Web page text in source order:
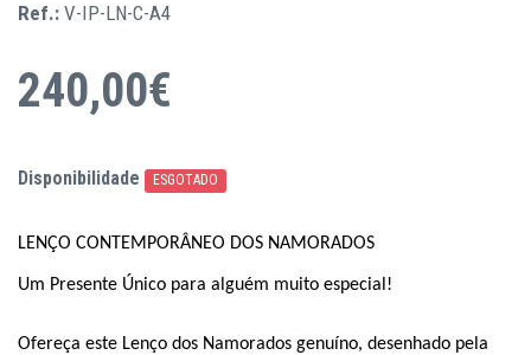
Ref.: V-IP-LN-C-A4
240,00€
Disponibilidade ESGOTADO
LENÇO CONTEMPORÂNEO DOS NAMORADOS
Um Presente Único para alguém muito especial!
Ofereça este Lenço dos Namorados genuíno, desenhado pela